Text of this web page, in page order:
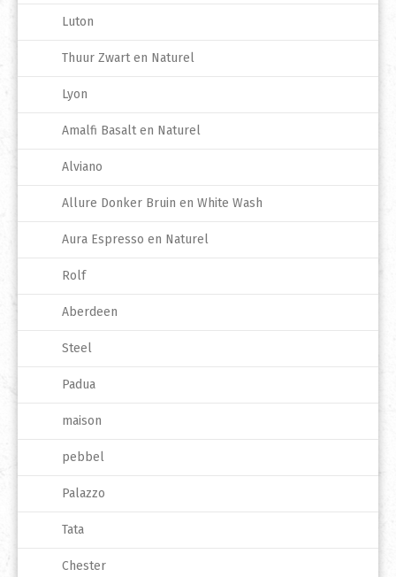
Luton
Thuur Zwart en Naturel
Lyon
Amalfi Basalt en Naturel
Alviano
Allure Donker Bruin en White Wash
Aura Espresso en Naturel
Rolf
Aberdeen
Steel
Padua
maison
pebbel
Palazzo
Tata
Chester